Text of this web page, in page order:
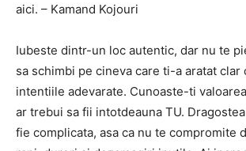
aici. – Kamand Kojouri
Iubeste dintr-un loc autentic, dar nu te
sa schimbi pe cineva care ti-a aratat clar
intentiile adevarate. Cunoaste-ti
ar trebui sa fii intotdeauna TU.
fie complicata, asa ca nu te compromite